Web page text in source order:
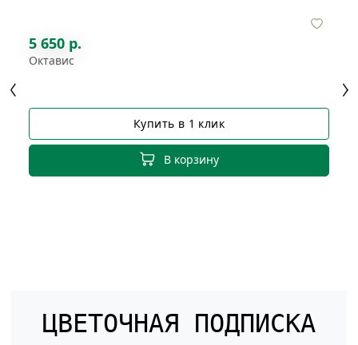
5 650 р.
Октавис
Купить в 1 клик
В корзину
ЦВЕТОЧНАЯ ПОДПИСКА